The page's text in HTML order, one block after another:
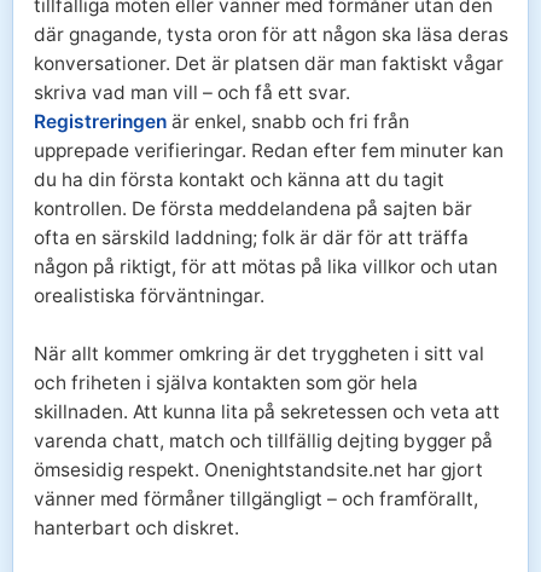
tillfälliga möten eller vänner med förmåner utan den
där gnagande, tysta oron för att någon ska läsa deras
konversationer. Det är platsen där man faktiskt vågar
skriva vad man vill – och få ett svar.
Registreringenär enkel, snabb och fri från
upprepade verifieringar. Redan efter fem minuter kan
du ha din första kontakt och känna att du tagit
kontrollen. De första meddelandena på sajten bär
ofta en särskild laddning; folk är där för att träffa
någon på riktigt, för att mötas på lika villkor och utan
orealistiska förväntningar.
När allt kommer omkring är det tryggheten i sitt val
och friheten i själva kontakten som gör hela
skillnaden. Att kunna lita på sekretessen och veta att
varenda chatt, match och tillfällig dejting bygger på
ömsesidig respekt. Onenightstandsite.net har gjort
vänner med förmåner tillgängligt – och framförallt,
hanterbart och diskret.